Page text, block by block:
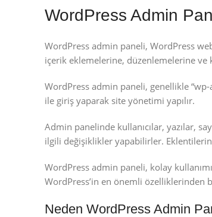
WordPress Admin
WordPress admin paneli, WordPress
içerik eklemelerine, düzenlemelerine ve
WordPress admin paneli, genellikle “wp-
ile giriş yaparak site yönetimi yapılır.
Admin panelinde kullanıcılar, yazılar,
ilgili değişiklikler yapabilirler.
WordPress admin paneli, kolay
WordPress’in en önemli özelliklerinden
Neden WordPress Admin